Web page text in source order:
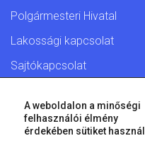
Polgármesteri Hivatal
Lakossági kapcsolat
Sajtókapcsolat
© 2026 Győr Megyei
A weboldalon a minőségi
felhasználói élmény
érdekében sütiket